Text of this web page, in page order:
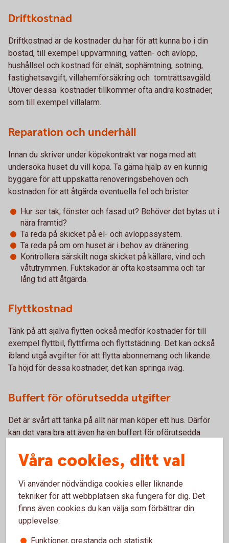
Driftkostnad
Driftkostnad är de kostnader du har för att kunna bo i din
bostad, till exempel uppvärmning, vatten- och avlopp,
hushållsel och kostnad för elnät, sophämtning, sotning,
fastighetsavgift, villahemförsäkring och tomträttsavgäld.
Utöver dessa kostnader tillkommer ofta andra kostnader,
som till exempel villalarm.
Reparation och underhåll
Innan du skriver under köpekontrakt var noga med att
undersöka huset du vill köpa. Ta gärna hjälp av en kunnig
byggare för att uppskatta renoveringsbehoven och
kostnaden för att åtgärda eventuella fel och brister.
Hur ser tak, fönster och fasad ut? Behöver det bytas ut i
nära framtid?
Ta reda på skicket på el- och avloppssystem.
Ta reda på om om huset är i behov av dränering.
Kontrollera särskilt noga skicket på källare, vind och
våtutrymmen. Fuktskador är ofta kostsamma och tar
lång tid att åtgärda.
Flyttkostnad
Tänk på att själva flytten också medför kostnader för till
exempel flyttbil, flyttfirma och flyttstädning. Det kan också
ibland utgå avgifter för att flytta abonnemang och likande.
Ta höjd för dessa kostnader, det kan springa iväg.
Buffert för oförutsedda utgifter
Det är svårt att tänka på allt när man köper ett hus. Därför
kan det vara bra att även ha en buffert för oförutsedda
Våra cookies, ditt val
Vi använder nödvändiga cookies eller liknande
tekniker för att webbplatsen ska fungera för dig. Det
finns även cookies du kan välja som förbättrar din
upplevelse:
Funktioner, prestanda och statistik